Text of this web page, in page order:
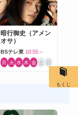
暗行御史（アメン
オサ）
BSテレ東 10:55～
月 火 水 木 金 土 日
もくじ